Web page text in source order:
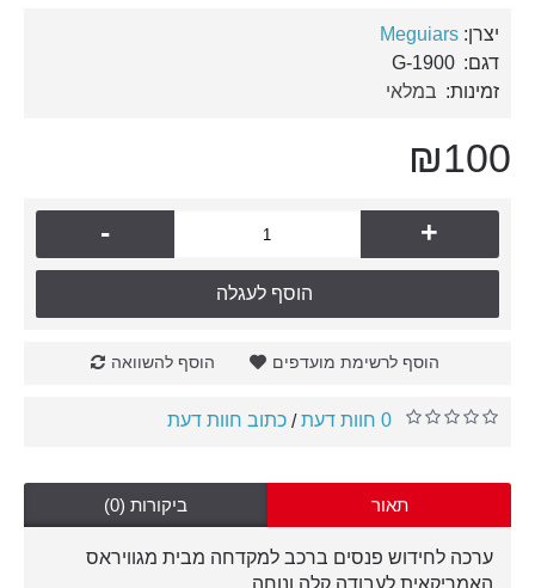
יצרן: Meguiars
דגם: G-1900
זמינות: במלאי
₪100
- +
הוסף לעגלה
הוסף לרשימת מועדפים הוסף להשוואה
0 חוות דעת / כתוב חוות דעת
תאור ביקורות (0)
ערכה לחידוש פנסים ברכב למקדחה מבית מגוויראס
האמריקאית לעבודה קלה ונוחה.